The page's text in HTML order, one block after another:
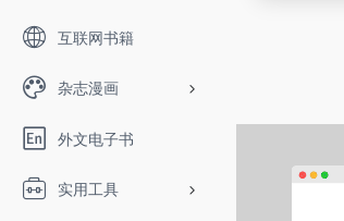
互联网书籍
杂志漫画
外文电子书
实用工具